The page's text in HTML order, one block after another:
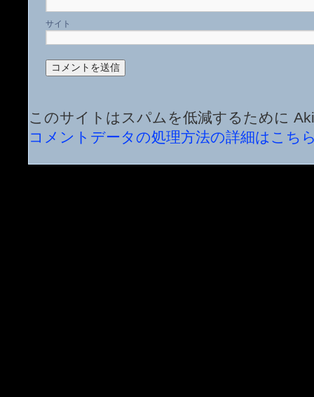
サイト
このサイトはスパムを低減するために
コメントデータの処理方法の詳細はこち